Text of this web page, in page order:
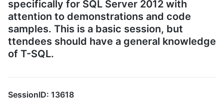
specifically for SQL Server 2012 with
attention to demonstrations and code
samples. This is a basic session, but
ttendees should have a general knowledge
of T-SQL.
SessionID: 13618